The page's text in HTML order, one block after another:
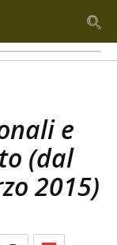
e
(dal
2015)